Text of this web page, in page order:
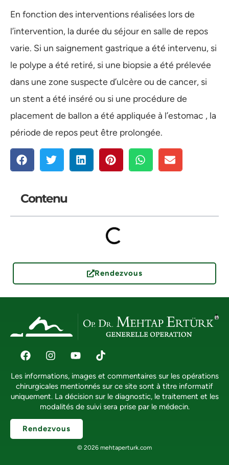
En fonction des interventions réalisées lors de
l’intervention, la durée du séjour en salle de repos
varie. Si un saignement gastrique a été intervenu, si
le polype a été retiré, si une biopsie a été prélevée
dans une zone suspecte d’ulcère ou de cancer, si
un stent a été inséré ou si une procédure de
placement de ballon a été appliquée à l’estomac , la
période de repos peut être prolongée.
Contenu
Rendezvous
Les informations, images et commentaires sur les opérations
chirurgicales mentionnés sur ce site sont à titre informatif
uniquement. La décision sur le diagnostic, le traitement et les
modalités de suivi sera prise par le médecin.
Rendezvous
© 2026 mehtaperturk.com